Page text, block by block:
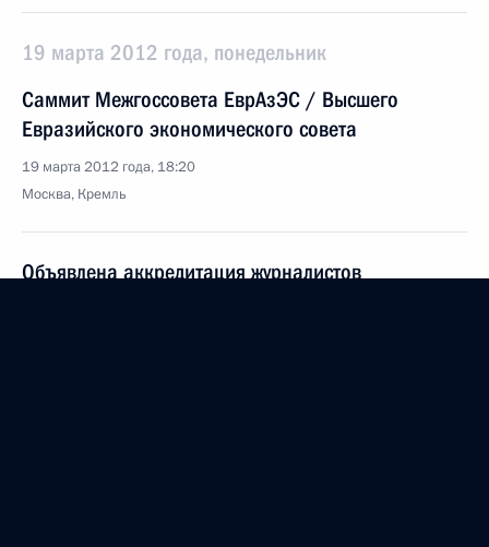
19 марта 2012 года, понедельник
Саммит Межгоссовета ЕврАзЭС / Высшего
Евразийского экономического совета
19 марта 2012 года, 18:20
Москва, Кремль
Объявлена аккредитация журналистов